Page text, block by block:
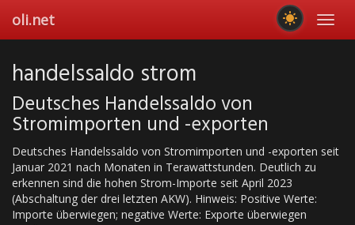
main
oli.net
handelssaldo strom
Deutsches Handelssaldo von
Stromimporten und -exporten
Deutsches Handelssaldo von Stromimporten und -exporten seit
Januar 2021 nach Monaten in Terawattstunden. Deutlich zu
erkennen sind die hohen Strom-Importe seit April 2023
(Abschaltung der drei letzten AKW). Hinweis: Positive Werte:
Importe überwiegen; negative Werte: Exporte überwiegen